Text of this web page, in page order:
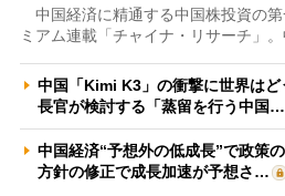
中国経済に精通する中国株投資の
ミアム連載「チャイナ・リサーチ」
中国「Kimi K3」の衝撃に世界は
長官が検討する「蒸留を行う中国…
中国経済“予想外の低成長”で政策
方針の修正で成長加速が予想さ…